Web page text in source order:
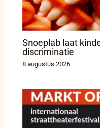
Snoeplab laat
discriminatie
8 augustus 2026